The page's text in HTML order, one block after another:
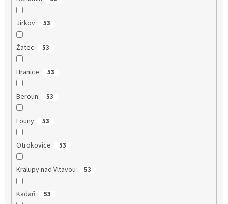
Jirkov 53
Žatec 53
Hranice 53
Beroun 53
Louny 53
Otrokovice 53
Kralupy nad Vltavou 53
Kadaň 53